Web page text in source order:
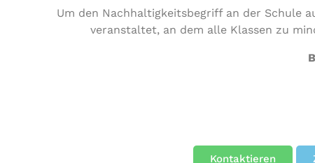
Um den Nachhaltigkeitsbegriff an der Schule
veranstaltet, an dem alle Klassen zu
Kontaktieren